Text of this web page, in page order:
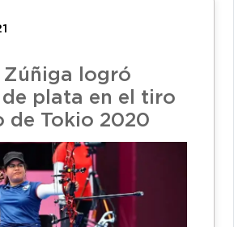
Zúñiga logró
plata en el tiro
de Tokio 2020